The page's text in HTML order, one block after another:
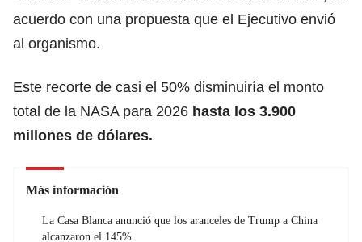
acuerdo con una propuesta que el Ejecutivo envió
al organismo.
Este recorte de casi el 50% disminuiría el monto
total de la NASApara 2026 hasta los 3.900
millones de dólares.
Más información
La Casa Blanca anunció que los aranceles de Trump a China
alcanzaron el 145%